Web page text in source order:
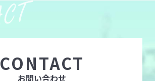
CONTACT
お問い合わせ